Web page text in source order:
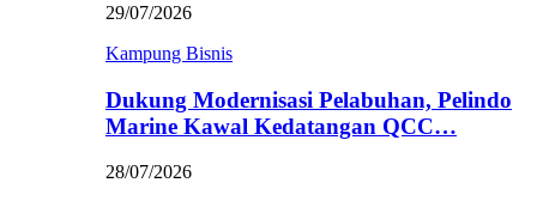
29/07/2026
Kampung Bisnis
Dukung Modernisasi Pelabuhan, Pelindo
Marine Kawal Kedatangan QCC…
28/07/2026